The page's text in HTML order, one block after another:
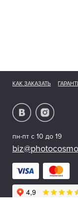
КАК ЗАКАЗАТЬ
пн-пт с 10 до 19